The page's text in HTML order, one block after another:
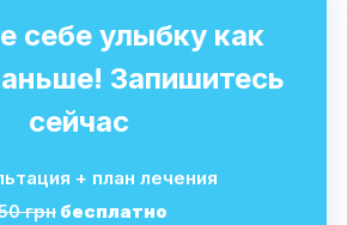
себе улыбку как
Запишитесь
сейчас
+ план лечения
грн бесплатно